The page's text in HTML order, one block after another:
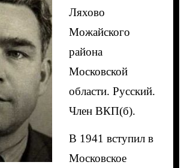
Ляхово
Можайского
района
Московской
области. Русский.
Член ВКП(б).
В 1941 вступил в
Московское